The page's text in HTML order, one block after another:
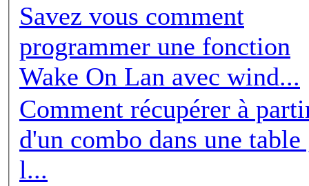
Savez vous comment
programmer une fonction
Wake On Lan avec wind...
Comment récupérer à
d'un combo dans une table
l...